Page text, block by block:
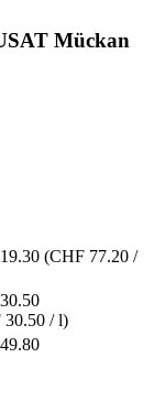
Mückan
(CHF 77.20 /
30.50 / l)